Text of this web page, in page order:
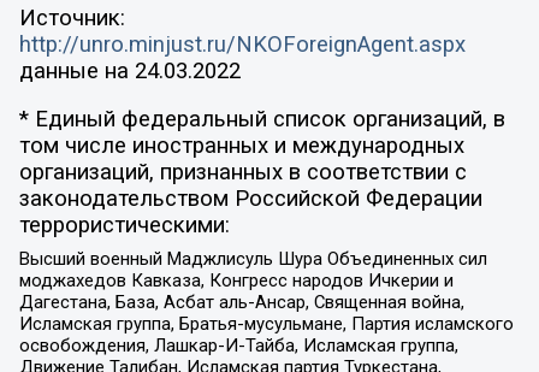
Источник:
http://unro.minjust.ru/NKOForeignAgent.aspx
данные на 24.03.2022
* Единый федеральный список организаций, в
том числе иностранных и международных
организаций, признанных в соответствии с
законодательством Российской Федерации
террористическими:
Высший военный Маджлисуль Шура Объединенных сил
моджахедов Кавказа, Конгресс народов Ичкерии и
Дагестана, База, Асбат аль-Ансар, Священная война,
Исламская группа, Братья-мусульмане, Партия исламского
освобождения, Лашкар-И-Тайба, Исламская группа,
Движение Талибан, Исламская партия Туркестана,